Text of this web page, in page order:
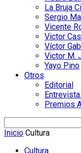
La Bruja
Sergio
Vicente
Victor
Víctor
Victor M.
Yayo Pino
Otros
Editorial
Premios
Inicio Cultura
Cultura